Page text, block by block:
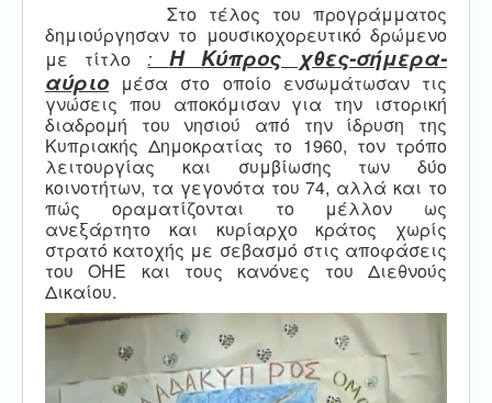
Στο τέλος του προγράμματος
δημιούργησαν το μουσικοχορευτικό δρώμενο
με τίτλο: Η Κύπρος χθες-σήμερα-
αύριο μέσα στο οποίο ενσωμάτωσαν τις
γνώσεις που αποκόμισαν για την ιστορική
διαδρομή του νησιού από την ίδρυση της
Κυπριακής Δημοκρατίας το 1960, τον τρόπο
λειτουργίας και συμβίωσης των δύο
κοινοτήτων, τα γεγονότα του 74, αλλά και το
πώς οραματίζονται το μέλλον ως
ανεξάρτητο και κυρίαρχο κράτος χωρίς
στρατό κατοχής με σεβασμό στις αποφάσεις
του ΟΗΕ και τους κανόνες του Διεθνούς
Δικαίου.